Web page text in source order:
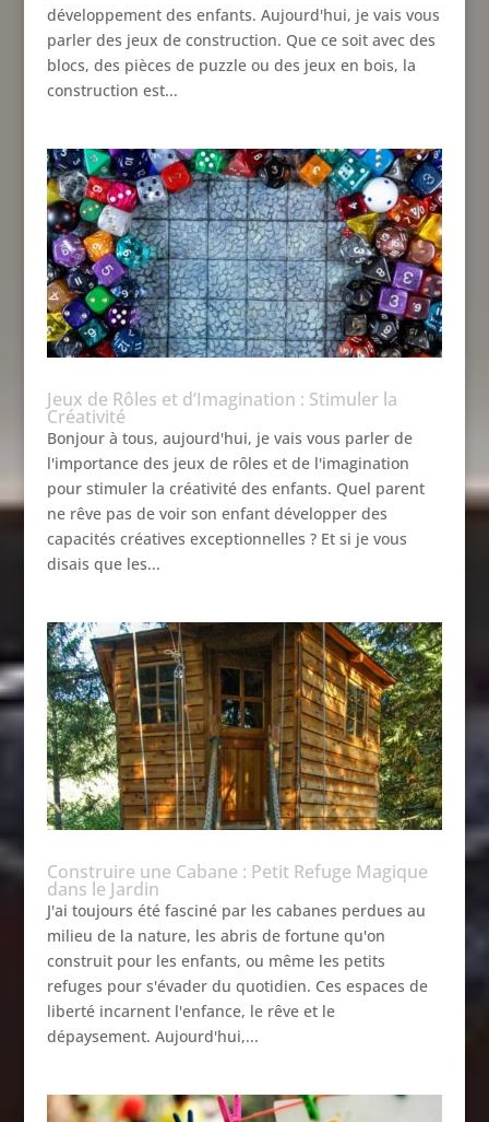
développement des enfants. Aujourd'hui, je vais vous
parler des jeux de construction. Que ce soit avec des
blocs, des pièces de puzzle ou des jeux en bois, la
construction est...
Jeux de Rôles et d’Imagination : Stimuler la
Créativité
Bonjour à tous, aujourd'hui, je vais vous parler de
l'importance des jeux de rôles et de l'imagination
pour stimuler la créativité des enfants. Quel parent
ne rêve pas de voir son enfant développer des
capacités créatives exceptionnelles ? Et si je vous
disais que les...
Construire une Cabane : Petit Refuge Magique
dans le Jardin
J'ai toujours été fasciné par les cabanes perdues au
milieu de la nature, les abris de fortune qu'on
construit pour les enfants, ou même les petits
refuges pour s'évader du quotidien. Ces espaces de
liberté incarnent l'enfance, le rêve et le
dépaysement. Aujourd'hui,...